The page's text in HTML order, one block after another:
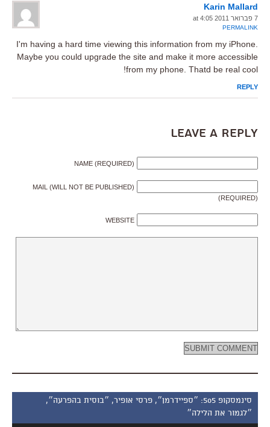
Karin Mallard
7 פברואר 2011 at 4:05
PERMALINK
I'm having a hard time viewing this information from my iPhone.
Maybe you could upgrade the site and make it more accessible
from my phone. Thatd be real cool!
REPLY
Leave a Reply
NAME (REQUIRED)
MAIL (WILL NOT BE PUBLISHED)
(REQUIRED)
WEBSITE
סינמסקופ 505: ״ספיידרמן״, פרסי אופיר, ״בוסית בהפרעה״,
״לגמור את הלילה״